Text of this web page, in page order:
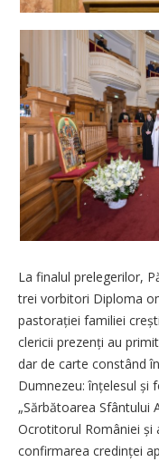
La finalul prelegerilor,
trei vorbitori Diploma
pastorației familiei
clericii prezenți au
dar de carte constând
Dumnezeu: înțelesul și
„Sărbătoarea Sfântului
Ocrotitorul României și
confirmarea credinței